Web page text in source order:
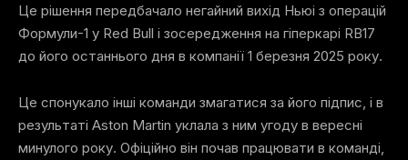
Це рішення передбачало негайний вихід Ньюі з операцій
Формули-1 у Red Bull і зосередження на гіперкарі RB17
до його останнього дня в компанії 1 березня 2025 року.
Це спонукало інші команди змагатися за його підпис, і в
результаті Aston Martin уклала з ним угоду в вересні
минулого року. Офіційно він почав працювати в команді,